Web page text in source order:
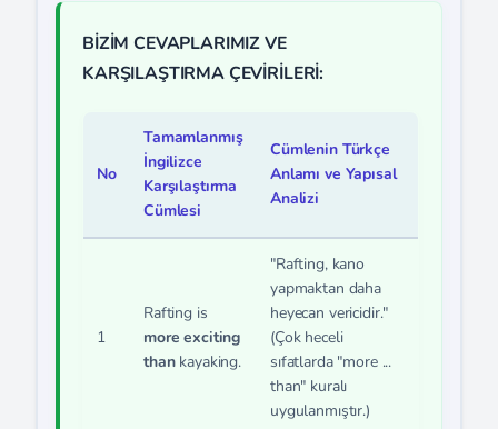
BİZİM CEVAPLARIMIZ VE
KARŞILAŞTIRMA ÇEVİRİLERİ:
No
Tamamlanmış
İngilizce
Karşılaştırma
Cümlesi
Cümlenin Türkçe
Anlamı ve Yapısal
Analizi
1
Rafting is
more exciting
thankayaking.
"Rafting, kano
yapmaktan daha
heyecan vericidir."
(Çok heceli
sıfatlarda "more ...
than" kuralı
uygulanmıştır.)